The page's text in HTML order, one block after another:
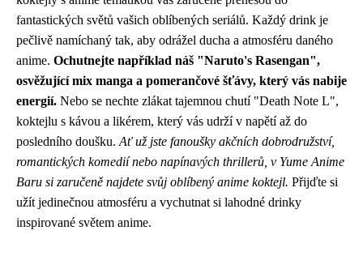
fantastických světů vašich oblíbených seriálů. Každý drink je
pečlivě namíchaný tak, aby odrážel ducha a atmosféru daného
anime. Ochutnejte například náš "Naruto's Rasengan",
osvěžující mix manga a pomerančové šťávy, který vás nabije
energií. Nebo se nechte zlákat tajemnou chutí "Death Note L",
koktejlu s kávou a likérem, který vás udrží v napětí až do
posledního doušku. Ať už jste fanoušky akčních dobrodružství,
romantických komedií nebo napínavých thrillerů, v Yume Anime
Baru si zaručeně najdete svůj oblíbený anime koktejl. Přijďte si
užít jedinečnou atmosféru a vychutnat si lahodné drinky
inspirované světem anime.